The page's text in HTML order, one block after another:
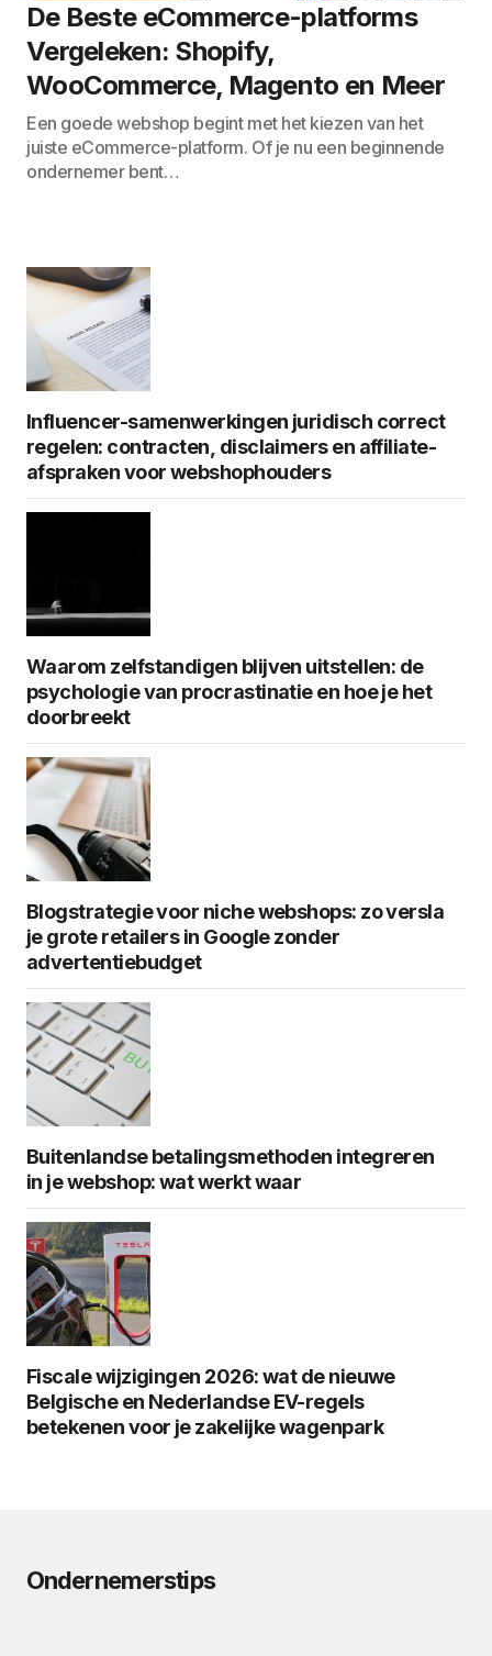
De Beste eCommerce-platforms
Vergeleken: Shopify,
WooCommerce, Magento en Meer
Een goede webshop begint met het kiezen van het
juiste eCommerce-platform. Of je nu een beginnende
ondernemer bent…
Influencer-samenwerkingen juridisch correct
regelen: contracten, disclaimers en affiliate-
afspraken voor webshophouders
Waarom zelfstandigen blijven uitstellen: de
psychologie van procrastinatie en hoe je het
doorbreekt
Blogstrategie voor niche webshops: zo versla
je grote retailers in Google zonder
advertentiebudget
Buitenlandse betalingsmethoden integreren
in je webshop: wat werkt waar
Fiscale wijzigingen 2026: wat de nieuwe
Belgische en Nederlandse EV-regels
betekenen voor je zakelijke wagenpark
Ondernemerstips